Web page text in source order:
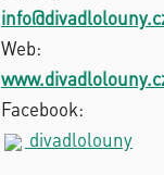
Web:
Facebook:
divadlolouny